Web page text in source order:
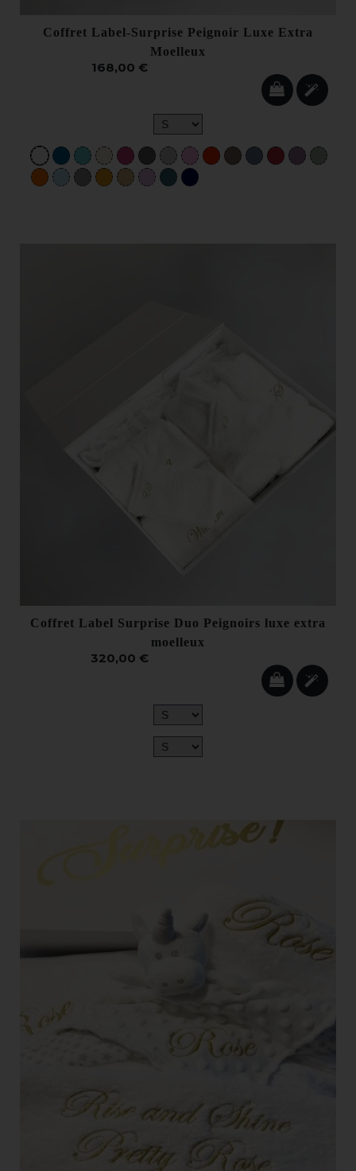
Coffret Label-Surprise Peignoir Luxe Extra
Moelleux
168,00 €
Coffret Label Surprise Duo Peignoirs luxe extra
moelleux
320,00 €